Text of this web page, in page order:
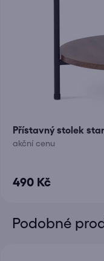
Přístavný stolek
akční cenu
490 Kč
Podobné